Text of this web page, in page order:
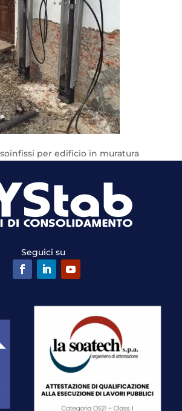
per edificio in muratura
Seguici su